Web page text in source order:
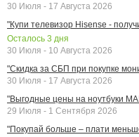
30 Июля - 17 Августа 2026
"Купи телевизор Hisense -
Осталось 3 дня
30 Июля - 10 Августа 2026
"Скидка за СБП при покупке
30 Июля - 17 Августа 2026
"Выгодные цены на ноутбуки
29 Июля - 1 Сентября 2026
"Покупай больше – плати